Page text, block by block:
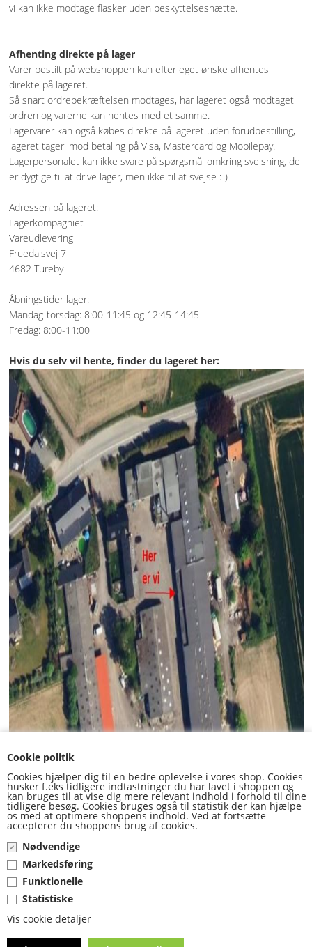
Cookie politik
Cookies hjælper dig til en bedre oplevelse i vores shop. Cookies
husker f.eks tidligere indtastninger du har lavet i shoppen og
kan bruges til at vise dig mere relevant indhold i forhold til dine
tidligere besøg. Cookies bruges også til statistik der kan hjælpe
os med at optimere shoppens indhold. Ved at fortsætte
accepterer du shoppens brug af cookies.
Nødvendige
Markedsføring
Funktionelle
Statistiske
Vis cookie detaljer
vi kan ikke modtage flasker uden beskyttelseshætte.
Afhenting direkte på lager
Varer bestilt på webshoppen kan efter eget ønske afhentes
direkte på lageret.
Så snart ordrebekræftelsen modtages, har lageret også modtaget
ordren og varerne kan hentes med et samme.
Lagervarer kan også købes direkte på lageret uden forudbestilling,
lageret tager imod betaling på Visa, Mastercard og Mobilepay.
Lagerpersonalet kan ikke svare på spørgsmål omkring svejsning, de
er dygtige til at drive lager, men ikke til at svejse :-)
Adressen på lageret:
Lagerkompagniet
Vareudlevering
Fruedalsvej 7
4682 Tureby
Åbningstider lager:
Mandag-torsdag: 8:00-11:45 og 12:45-14:45
Fredag: 8:00-11:00
Hvis du selv vil hente, finder du lageret her: